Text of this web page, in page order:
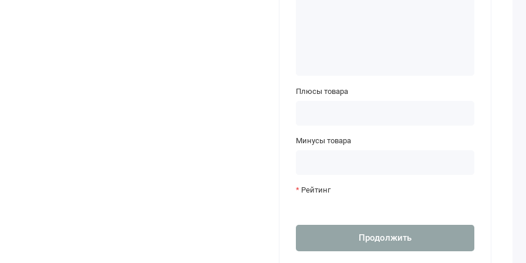
Плюсы товара
Минусы товара
Рейтинг
Продолжить